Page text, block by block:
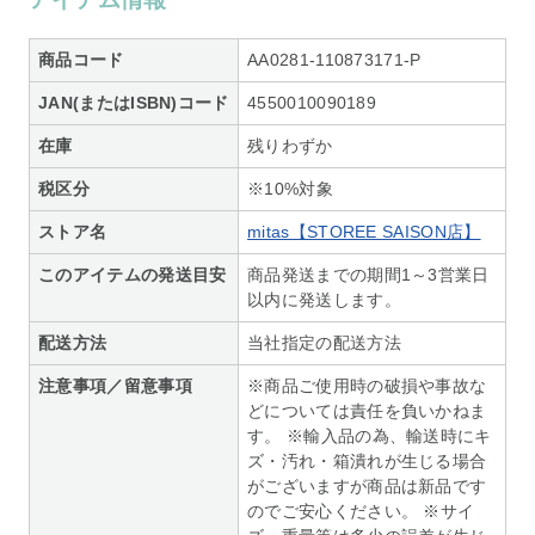
商品コード AA0281-110873171-P
JAN(またはISBN)コード 4550010090189
在庫 残りわずか
税区分 ※10%対象
ストア名 mitas【STOREE SAISON店】
このアイテムの発送目安
商品発送までの期間1～3営業日
以内に発送します。
配送方法 当社指定の配送方法
注意事項／留意事項
※商品ご使用時の破損や事故な
どについては責任を負いかねま
す。 ※輸入品の為、輸送時にキ
ズ・汚れ・箱潰れが生じる場合
がございますが商品は新品です
のでご安心ください。 ※サイ